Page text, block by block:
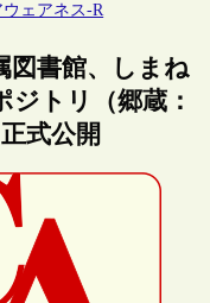
ェアネス-R
図書館、しまね
ジトリ（郷蔵：
式公開